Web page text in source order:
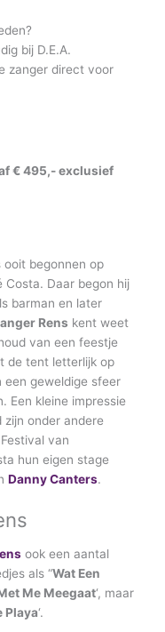
bij D.E.A.
zanger direct voor
€ 495,- exclusief
ooit begonnen op
Costa. Daar begon hij
barman en later
Rens kent weet
van een feestje
de tent letterlijk op
geweldige sfeer
Een kleine impressie
onder andere
van
hun eigen stage
Danny Canters.
ook een aantal
als “Wat Een
Me Meegaat‘, maar
Playa‘.